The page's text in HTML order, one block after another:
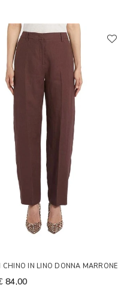
CHINO IN LINO DONNA MARRONE
84,00